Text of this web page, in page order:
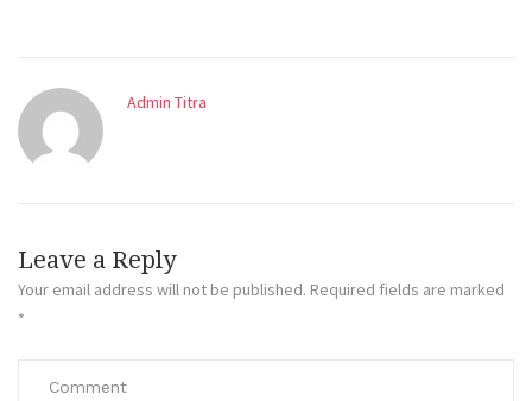
Admin Titra
Leave a Reply
Your email address will not be published. Required fields are marked
*